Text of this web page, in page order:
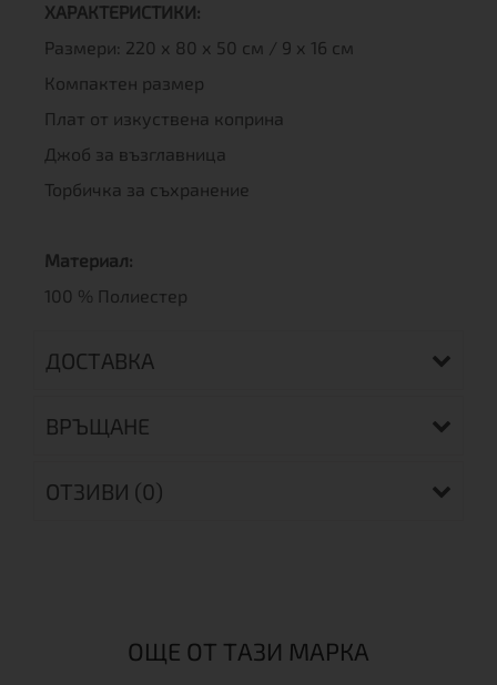
ХАРАКТЕРИСТИКИ:
Размери: 220 х 80 х 50 см / 9 х 16 см
Компактен размер
Плат от изкуствена коприна
Джоб за възглавница
Торбичка за съхранение
Материал:
100 % Полиестер
ДОСТАВКА
ВРЪЩАНЕ
ОТЗИВИ (0)
ОЩЕ ОТ ТАЗИ МАРКА